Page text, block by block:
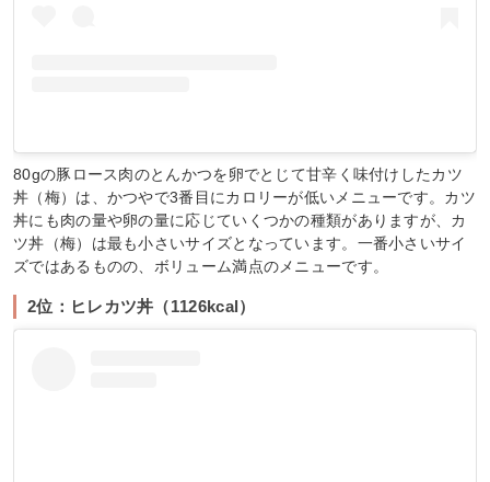
80gの豚ロース肉のとんかつを卵でとじて甘辛く味付けしたカツ
丼（梅）は、かつやで3番目にカロリーが低いメニューです。カツ
丼にも肉の量や卵の量に応じていくつかの種類がありますが、カ
ツ丼（梅）は最も小さいサイズとなっています。一番小さいサイ
ズではあるものの、ボリューム満点のメニューです。
2位：ヒレカツ丼（1126kcal）